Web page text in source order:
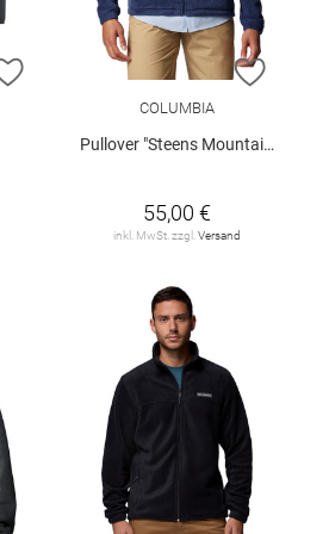
ZUR WUNSCHLISTE HINZUFÜGEN
ZUR
COLUMBIA
Pullover "Steens Mountain"
55,00 €
inkl. MwSt. zzgl. Versand